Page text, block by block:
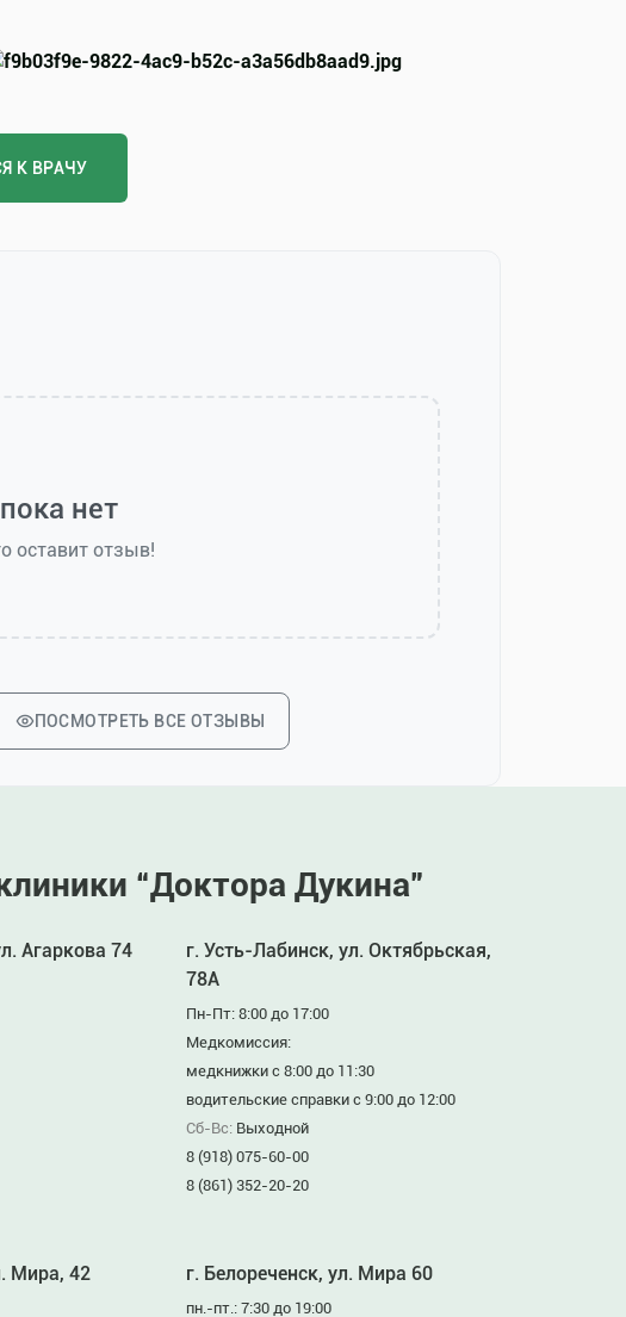
К ВРАЧУ
нет
оставит отзыв!
ПОСМОТРЕТЬ ВСЕ ОТЗЫВЫ
“Доктора Дукина”
Агаркова 74
г. Усть-Лабинск, ул. Октябрьская,
78А
Пн-Пт: 8:00 до 17:00
Медкомиссия:
медкнижки с 8:00 до 11:30
водительские справки с 9:00 до 12:00
Сб-Вс: Выходной
8 (918) 075-60-00
8 (861) 352-20-20
Мира, 42 г. Белореченск, ул. Мира 60
пн.-пт.: 7:30 до 19:00